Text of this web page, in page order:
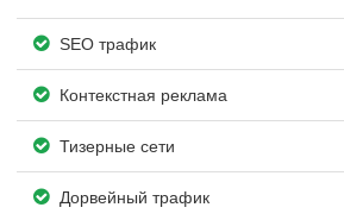
SEO трафик
Контекстная реклама
Тизерные сети
Дорвейный трафик